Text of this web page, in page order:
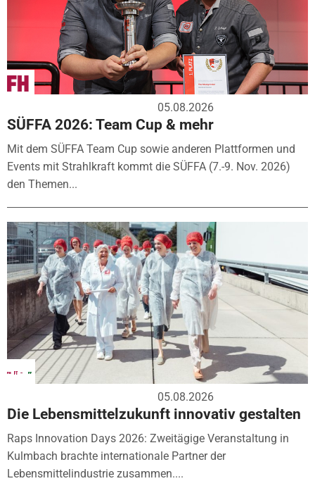
05.08.2026
SÜFFA 2026: Team Cup & mehr
Mit dem SÜFFA Team Cup sowie anderen Plattformen und
Events mit Strahlkraft kommt die SÜFFA (7.-9. Nov. 2026)
den Themen...
05.08.2026
Die Lebensmittelzukunft innovativ gestalten
Raps Innovation Days 2026: Zweitägige Veranstaltung in
Kulmbach brachte internationale Partner der
Lebensmittelindustrie zusammen....